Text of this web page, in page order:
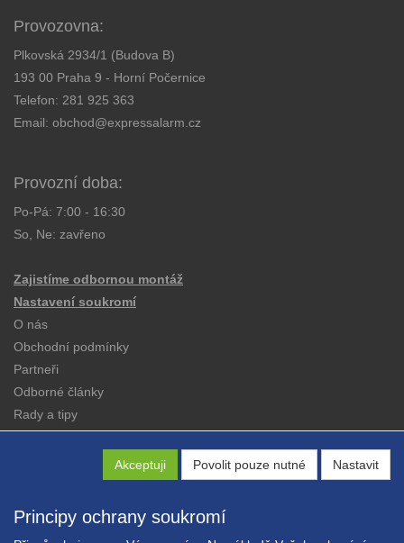
Akceptuji Povolit pouze nutné Nastavit
Principy ochrany soukromí
Provozovna:
Plkovská 2934/1 (Budova B)
193 00 Praha 9 - Horní Počernice
Telefon: 281 925 363
Email: obchod@expressalarm.cz
Provozní doba:
Po-Pá: 7:00 - 16:30
So, Ne: zavřeno
Zajistíme odbornou montáž
Nastavení soukromí
O nás
Obchodní podmínky
Partneři
Odborné články
Rady a tipy